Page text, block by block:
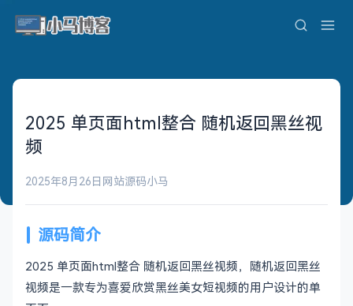
2025 单页面html整合 随机返回黑丝视
频
2025年8月26日 网站源码小马
源码简介
2025 单页面html整合 随机返回黑丝视频，随机返回黑丝
视频是一款专为喜爱欣赏黑丝美女短视频的用户设计的单